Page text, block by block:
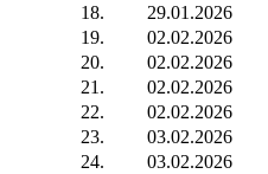
18.
29.01.2026
19.
02.02.2026
20.
02.02.2026
21.
02.02.2026
22.
02.02.2026
23.
03.02.2026
24.
03.02.2026